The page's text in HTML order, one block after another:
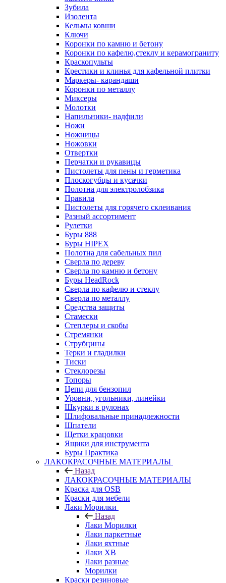
Зубила
Изолента
Кельмы ковши
Ключи
Коронки по камню и бетону
Коронки по кафелю,стеклу и керамограниту
Краскопульты
Крестики и клинья для кафельной плитки
Маркеры- карандаши
Коронки по металлу
Миксеры
Молотки
Напильники- надфили
Ножи
Ножницы
Ножовки
Отвертки
Перчатки и рукавицы
Пистолеты для пены и герметика
Плоскогубцы и кусачки
Полотна для электролобзика
Правила
Пистолеты для горячего склеивания
Разный ассортимент
Рулетки
Буры 888
Буры HIPEX
Полотна для сабельных пил
Сверла по дереву
Сверла по камню и бетону
Буры HeadRock
Сверла по кафелю и стеклу
Сверла по металлу
Средства защиты
Стамески
Степлеры и скобы
Стремянки
Струбцины
Терки и гладилки
Тиски
Стеклорезы
Топоры
Цепи для бензопил
Уровни, угольники, линейки
Шкурки в рулонах
Шлифовальные принадлежности
Шпатели
Щетки крацовки
Ящики для инструмента
Буры Практика
ЛАКОКРАСОЧНЫЕ МАТЕРИАЛЫ
Назад
ЛАКОКРАСОЧНЫЕ МАТЕРИАЛЫ
Краска для OSB
Краски для мебели
Лаки Морилки
Назад
Лаки Морилки
Лаки паркетные
Лаки яхтные
Лаки ХВ
Лаки разные
Морилки
Краски резиновые